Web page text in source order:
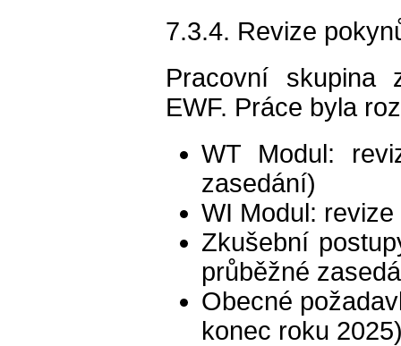
7.3.4. Revize
Pracovní skupina
EWF. Práce byla
WT Modul:
zasedání)
WI Modul:
Zkušební
průběžné
Obecné
konec roku